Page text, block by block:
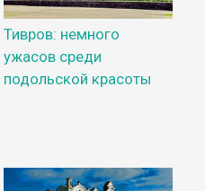
Тивров: немного
ужасов среди
подольской красоты